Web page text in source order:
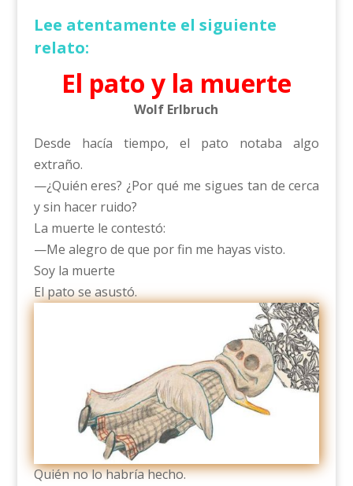
Lee atentamente el siguiente
relato:
El pato y la muerte
Wolf Erlbruch
Desde hacía tiempo, el pato notaba algo
extraño.
—¿Quién eres? ¿Por qué me sigues tan de cerca
y sin hacer ruido?
La muerte le contestó:
—Me alegro de que por fin me hayas visto.
Soy la muerte
El pato se asustó.
Quién no lo habría hecho.